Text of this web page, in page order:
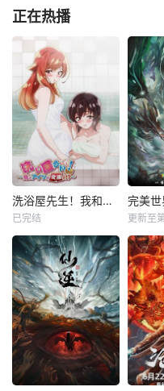
正在热播
洗浴屋先生！我和那家伙在女浴池！？
已完结
完美世
更新至